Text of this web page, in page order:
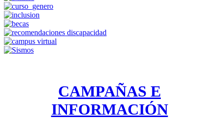
CAMPAÑAS E
INFORMACIÓN